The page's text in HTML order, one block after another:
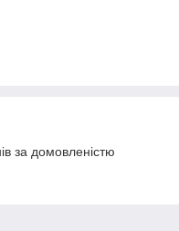
за домовленістю